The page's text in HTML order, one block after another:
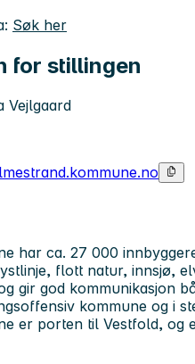
Søk her
for stillingen
Vejlgaard
har ca. 27 000
flott natur, innsjø,
gir god kommunikasjon
kommune og i
er porten til Vestfold, og